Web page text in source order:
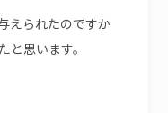
えられたのですか
と思います。